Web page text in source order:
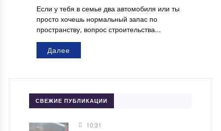
Если у тебя в семье два автомобиля или ты
просто хочешь нормальный запас по
пространству, вопрос строительства...
Далее
СВЕЖИЕ ПУБЛИКАЦИИ
10:31